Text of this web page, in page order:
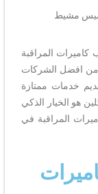
مشيط
المراقبة
افضل الشركات
خدمات ممتازة
هو الخيار الذكي
المراقبة في